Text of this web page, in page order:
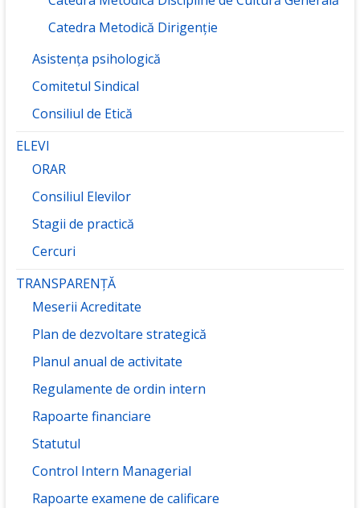
Catedra Metodică Dirigenție
Asistența psihologică
Comitetul Sindical
Consiliul de Etică
ELEVI
ORAR
Consiliul Elevilor
Stagii de practică
Cercuri
TRANSPARENȚĂ
Meserii Acreditate
Plan de dezvoltare strategică
Planul anual de activitate
Regulamente de ordin intern
Rapoarte financiare
Statutul
Control Intern Managerial
Rapoarte examene de calificare